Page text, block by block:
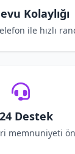
Kolaylığı
ile hızlı
Destek
memnuniyeti